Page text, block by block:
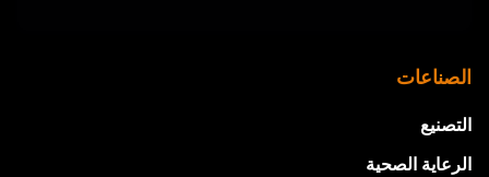
الصناعات
التصنيع
الرعاية الصحية